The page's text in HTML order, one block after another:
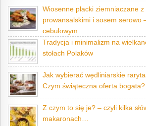
Wiosenne placki ziemniaczane z
prowansalskimi i sosem serowo
cebulowym
Tradycja i minimalizm na
stołach Polaków
Jak wybierać wędliniarskie
Czym świąteczna oferta bogata?
Z czym to się je? – czyli kilka
makaronach…